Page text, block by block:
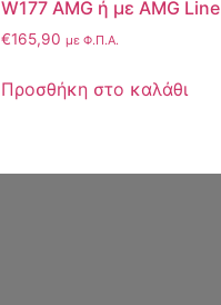
W177 AMG ή με AMG Line
€165,90 με Φ.Π.Α.
Προσθήκη στο καλάθι